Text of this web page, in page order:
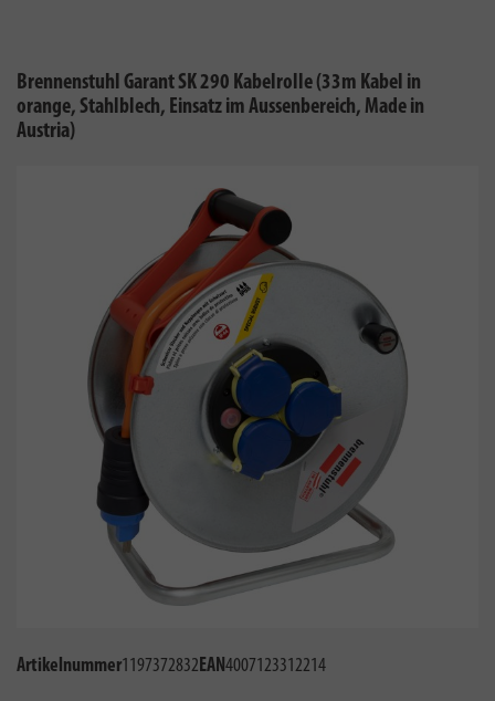
Brennenstuhl Garant SK 290 Kabelrolle (33m Kabel in
orange, Stahlblech, Einsatz im Aussenbereich, Made in
Austria)
Artikelnummer1197372832EAN4007123312214